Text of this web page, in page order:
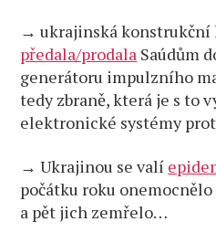
→ ukrajinská konstrukční
předala/prodala Saúdům
generátoru impulzního
tedy zbraně, která je s to
elektronické systémy
→ Ukrajinou se valí
počátku roku
a pět jich zemřelo…